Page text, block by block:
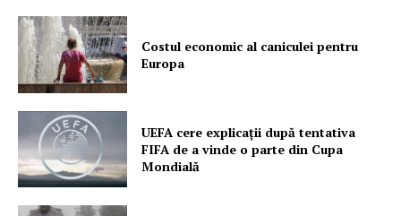
Costul economic al caniculei pentru
Europa
UEFA cere explicații după tentativa
FIFA de a vinde o parte din Cupa
Mondială